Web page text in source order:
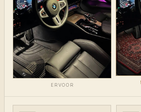
ERVOOR